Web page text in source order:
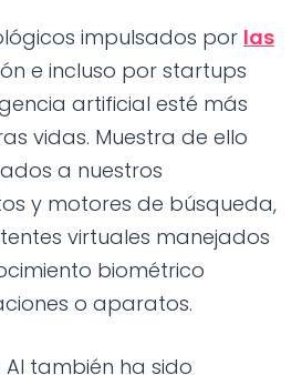
impulsados por las
e incluso por startups
artificial esté más
vidas. Muestra de ello
a nuestros
y motores de búsqueda,
virtuales manejados
biométrico
o aparatos.
también ha sido